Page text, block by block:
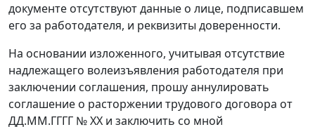
документе отсутствуют данные о лице, подписавшем
его за работодателя, и реквизиты доверенности.
На основании изложенного, учитывая отсутствие
надлежащего волеизъявления работодателя при
заключении соглашения, прошу аннулировать
соглашение о расторжении трудового договора от
ДД.ММ.ГГГГ № ХХ и заключить со мной